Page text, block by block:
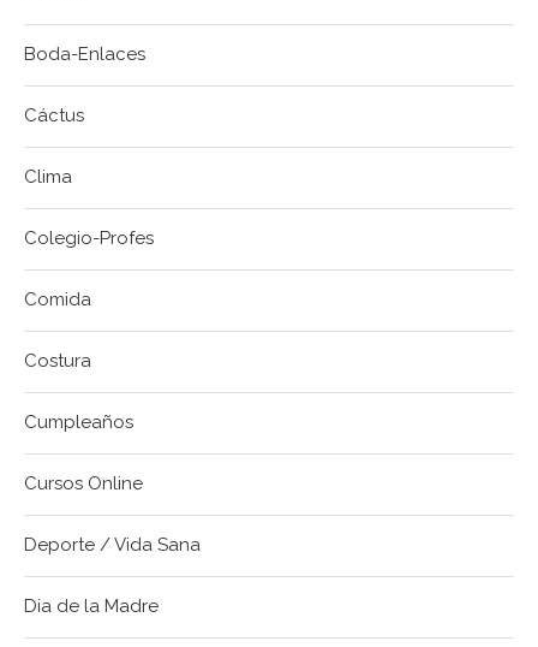
Boda-Enlaces
Cáctus
Clima
Colegio-Profes
Comida
Costura
Cumpleaños
Cursos Online
Deporte / Vida Sana
Dia de la Madre